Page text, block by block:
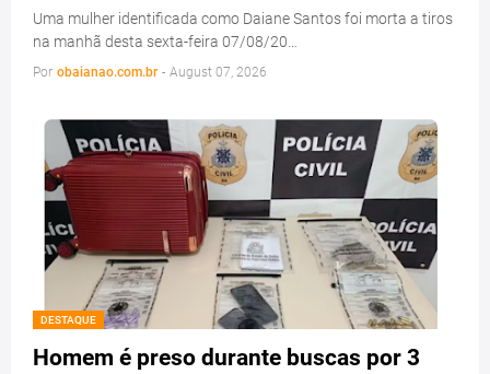
Uma mulher identificada como Daiane Santos foi morta a tiros
na manhã desta sexta-feira 07/08/20…
Por obaianao.com.br - August 07, 2026
DESTAQUE
Homem é preso durante buscas por 3